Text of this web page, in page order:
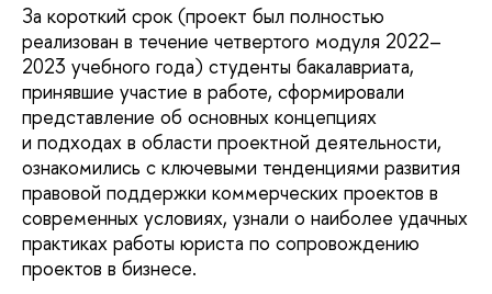
За короткий срок (проект был полностью
реализован в течение четвертого модуля 2022–
2023 учебного года) студенты бакалавриата,
принявшие участие в работе, сформировали
представление об основных концепциях
и подходах в области проектной деятельности,
ознакомились с ключевыми тенденциями развития
правовой поддержки коммерческих проектов в
современных условиях, узнали о наиболее удачных
практиках работы юриста по сопровождению
проектов в бизнесе.